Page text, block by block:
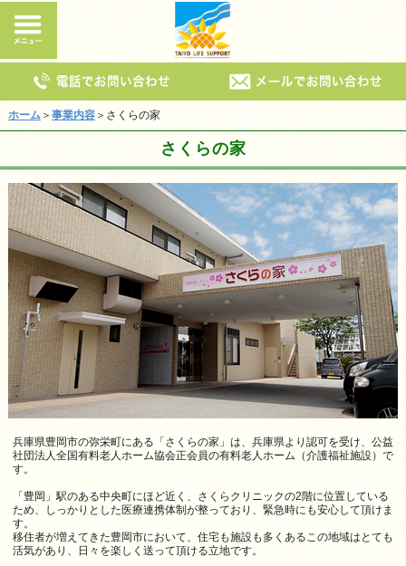
ホーム＞ 事業内容＞さくらの家
さくらの家
兵庫県豊岡市の弥栄町にある「さくらの家」は、兵庫県より認可を受け、公益
社団法人全国有料老人ホーム協会正会員の有料老人ホーム（介護福祉施設）で
す。
「豊岡」駅のある中央町にほど近く、さくらクリニックの2階に位置している
ため、しっかりとした医療連携体制が整っており、緊急時にも安心して頂けま
す。
移住者が増えてきた豊岡市において、住宅も施設も多くあるこの地域はとても
活気があり、日々を楽しく送って頂ける立地です。